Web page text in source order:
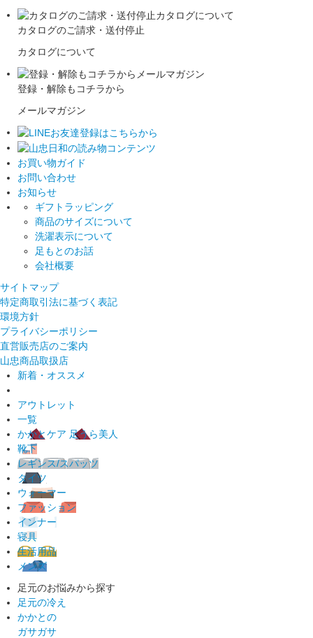
カタログのご請求・送付停止
カタログについて
登録・解除もコチラから
メールマガジン
お買い物ガイド
お問い合わせ
お知らせ
ギフトラッピング
商品のサイズについて
洗濯表示について
足もとのお話
会社概要
サイトマップ
特定商取引法に基づく表記
環境方針
プライバシーポリシー
直営販売店のご案内
山忠商品取扱店
新着・オススメ
アウトレット
一覧
かかとケア 足うら美人
靴下
レギンス/スパッツ
タイツ
ウォーマー
ファッション
インナー
寝具
生活用品
メンズ
足元のお悩みから探す
足元の冷え
かかとの
ガサガサ